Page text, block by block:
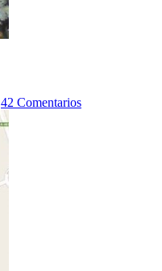
42 Comentarios